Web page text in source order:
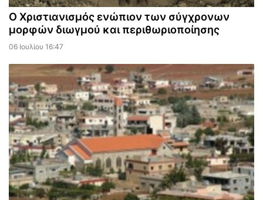
Ο Χριστιανισμός ενώπιον των σύγχρονων
μορφών διωγμού και περιθωριοποίησης
06 Ιουλίου 16:47